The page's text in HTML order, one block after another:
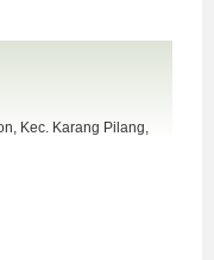
Kec. Karang Pilang,